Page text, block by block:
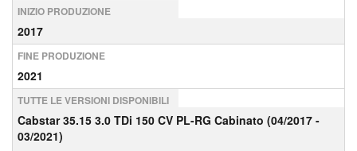
INIZIO PRODUZIONE
2017
FINE PRODUZIONE
2021
TUTTE LE VERSIONI DISPONIBILI
Cabstar 35.15 3.0 TDi 150 CV PL-RG Cabinato (04/2017 -
03/2021)